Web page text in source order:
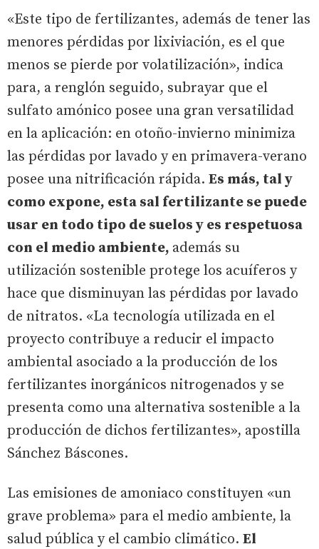
«Este tipo de fertilizantes, además de tener las
menores pérdidas por lixiviación, es el que
menos se pierde por volatilización», indica
para, a renglón seguido, subrayar que el
sulfato amónico posee una gran versatilidad
en la aplicación: en otoño-invierno minimiza
las pérdidas por lavado y en primavera-verano
posee una nitrificación rápida. Es más, tal y
como expone, esta sal fertilizante se puede
usar en todo tipo de suelos y es respetuosa
con el medio ambiente, además su
utilización sostenible protege los acuíferos y
hace que disminuyan las pérdidas por lavado
de nitratos. «La tecnología utilizada en el
proyecto contribuye a reducir el impacto
ambiental asociado a la producción de los
fertilizantes inorgánicos nitrogenados y se
presenta como una alternativa sostenible a la
producción de dichos fertilizantes», apostilla
Sánchez Báscones.
Las emisiones de amoniaco constituyen «un
grave problema» para el medio ambiente, la
salud pública y el cambio climático. El